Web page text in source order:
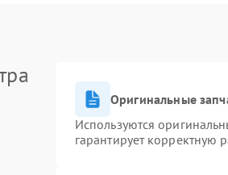
Оригинальные
Используются
гарантирует корректную